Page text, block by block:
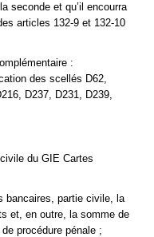
seconde et qu’il encourra
articles 132-9 et 132-10
:
des scellés D62,
D237, D231, D239,
du GIE Cartes
bancaires, partie civile, la
et, en outre, la somme de
procédure pénale ;